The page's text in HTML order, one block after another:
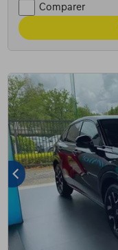
Comparer